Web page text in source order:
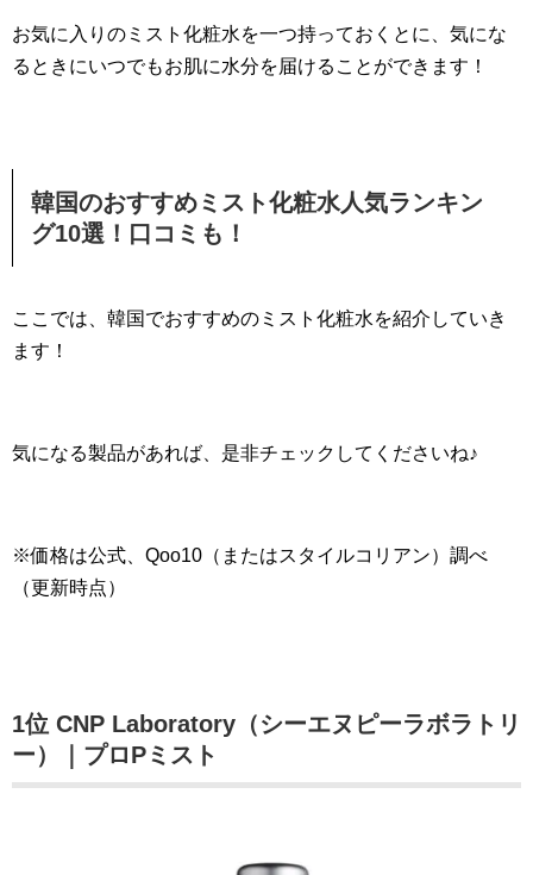
お気に入りのミスト化粧水を一つ持っておくとに、気にな
るときにいつでもお肌に水分を届けることができます！
韓国のおすすめミスト化粧水人気ランキン
グ10選！口コミも！
ここでは、韓国でおすすめのミスト化粧水を紹介していき
ます！
気になる製品があれば、是非チェックしてくださいね♪
※価格は公式、Qoo10（またはスタイルコリアン）調べ
（更新時点）
1位 CNP Laboratory（シーエヌピーラボラトリ
ー）｜プロPミスト